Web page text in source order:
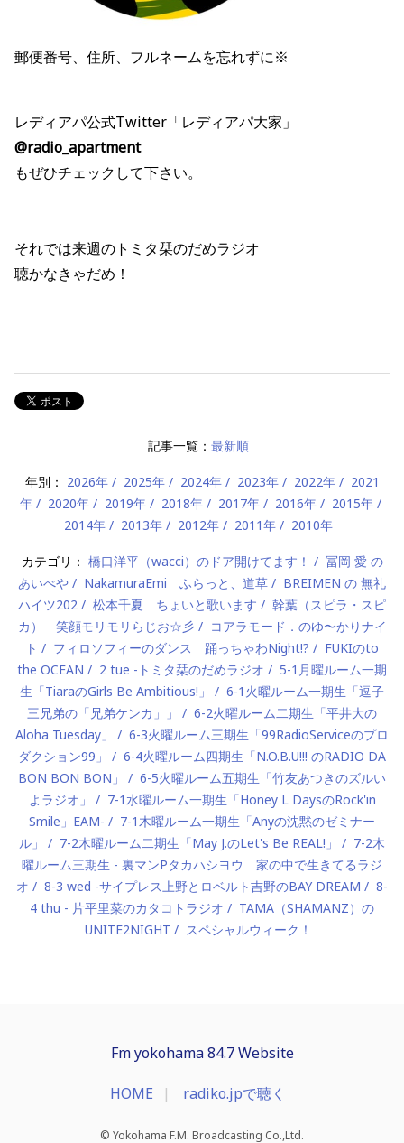
郵便番号、住所、フルネームを忘れずに※
レディアパ公式Twitter「レディアパ大家」
@radio_apartment
もぜひチェックして下さい。
それでは来週のトミタ栞のだめラジオ
聴かなきゃだめ！
記事一覧： 最新順
年別： 2026年 2025年 2024年 2023年 2022年
2021
年
2020年 2019年 2018年 2017年 2016年
2015年
2014年
2013年 2012年 2011年 2010年
カテゴリ： 橋口洋平（wacci）のドア開けてます！
冨岡 愛 の
あいべや
NakamuraEmi ふらっと、道草
BREIMEN の 無礼
ハイツ202
松本千夏 ちょいと歌います
幹葉（スピラ・スピ
カ） 笑顔モリモリらじお☆彡
コアラモード．のゆ〜かりナイ
ト
フィロソフィーのダンス 踊っちゃわNight!?
FUKIのto
the OCEAN
2 tue -トミタ栞のだめラジオ
5-1月曜ルーム一期
生「TiaraのGirls Be Ambitious!」
6-1火曜ルーム一期生「逗子
三兄弟の「兄弟ケンカ」」
6-2火曜ルーム二期生「平井大の
Aloha Tuesday」
6-3火曜ルーム三期生「99RadioServiceのプロ
ダクション99」
6-4火曜ルーム四期生「N.O.B.U!!! のRADIO DA
BON BON BON」
6-5火曜ルーム五期生「竹友あつきのズルい
よラジオ」
7-1水曜ルーム一期生「Honey L DaysのRock'in
Smile」EAM-
7-1木曜ルーム一期生「Anyの沈黙のゼミナー
ル」
7-2木曜ルーム二期生「May J.のLet's Be REAL!」
7-2木
曜ルーム三期生 - 裏マンPタカハシヨウ 家の中で生きてるラジ
オ
8-3 wed -サイプレス上野とロベルト吉野のBAY DREAM
8-
4 thu - 片平里菜のカタコトラジオ
TAMA（SHAMANZ）の
UNITE2NIGHT
スペシャルウィーク！
Fm yokohama 84.7 Website
HOME radiko.jpで聴く
© Yokohama F.M. Broadcasting Co.,Ltd.